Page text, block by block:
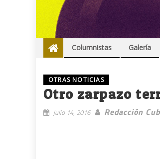
Columnistas Galería
OTRAS NOTICIAS
Otro zarpazo
julio 14, 2016 Redacción